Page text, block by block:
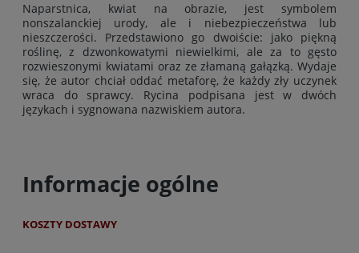
Naparstnica, kwiat na obrazie, jest symbolem
nonszalanckiej urody, ale i niebezpieczeństwa lub
nieszczerości. Przedstawiono go dwoiście: jako piękną
roślinę, z dzwonkowatymi niewielkimi, ale za to gęsto
rozwieszonymi kwiatami oraz ze złamaną gałązką. Wydaje
się, że autor chciał oddać metaforę, że każdy zły uczynek
wraca do sprawcy. Rycina podpisana jest w dwóch
językach i sygnowana nazwiskiem autora.
Informacje ogólne
KOSZTY DOSTAWY